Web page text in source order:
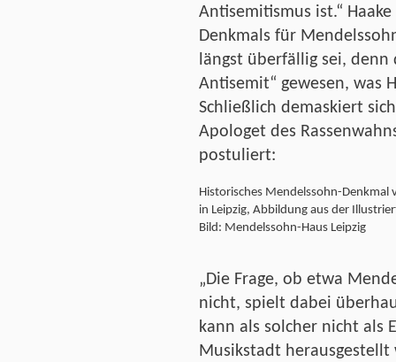
Antisemitismus ist.“
Denkmals für
längst überfällig sei, denn
Antisemit“ gewesen, was
Schließlich demaskiert
Apologet des
postuliert:
Historisches Mendelssohn-Denkmal
in Leipzig, Abbildung aus der
Bild: Mendelssohn-Haus Leipzig
„Die Frage, ob etwa
nicht, spielt dabei
kann als solcher nicht als
Musikstadt herausgestellt